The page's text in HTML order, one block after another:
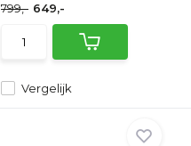
Vergelijk
799,- 649,-